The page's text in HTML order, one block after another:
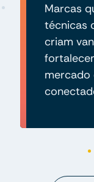
Marcas
técnicas
criam
mercado